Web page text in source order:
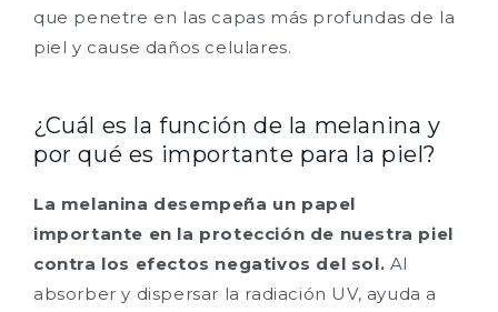
que penetre en las capas más profundas de la
piel y cause daños celulares.
¿Cuál es la función de la melanina y
por qué es importante para la piel?
La melanina desempeña un papel
importante en la protección de nuestra piel
contra los efectos negativos del sol. Al
absorber y dispersar la radiación UV, ayuda a